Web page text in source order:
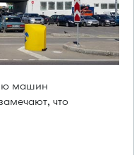
машин
что